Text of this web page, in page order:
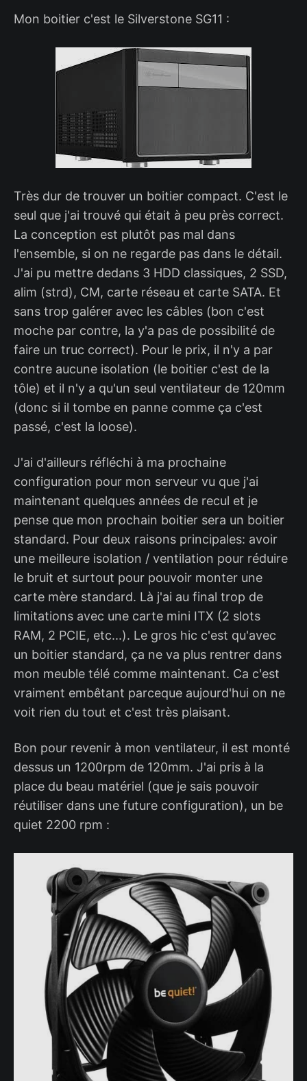
Mon boitier c'est le Silverstone SG11 :
Très dur de trouver un boitier compact. C'est le
seul que j'ai trouvé qui était à peu près correct.
La conception est plutôt pas mal dans
l'ensemble, si on ne regarde pas dans le détail.
J'ai pu mettre dedans 3 HDD classiques, 2 SSD,
alim (strd), CM, carte réseau et carte SATA. Et
sans trop galérer avec les câbles (bon c'est
moche par contre, la y'a pas de possibilité de
faire un truc correct). Pour le prix, il n'y a par
contre aucune isolation (le boitier c'est de la
tôle) et il n'y a qu'un seul ventilateur de 120mm
(donc si il tombe en panne comme ça c'est
passé, c'est la loose).
J'ai d'ailleurs réfléchi à ma prochaine
configuration pour mon serveur vu que j'ai
maintenant quelques années de recul et je
pense que mon prochain boitier sera un boitier
standard. Pour deux raisons principales: avoir
une meilleure isolation / ventilation pour réduire
le bruit et surtout pour pouvoir monter une
carte mère standard. Là j'ai au final trop de
limitations avec une carte mini ITX (2 slots
RAM, 2 PCIE, etc...). Le gros hic c'est qu'avec
un boitier standard, ça ne va plus rentrer dans
mon meuble télé comme maintenant. Ca c'est
vraiment embêtant parceque aujourd'hui on ne
voit rien du tout et c'est très plaisant.
Bon pour revenir à mon ventilateur, il est monté
dessus un 1200rpm de 120mm. J'ai pris à la
place du beau matériel (que je sais pouvoir
réutiliser dans une future configuration), un be
quiet 2200 rpm :